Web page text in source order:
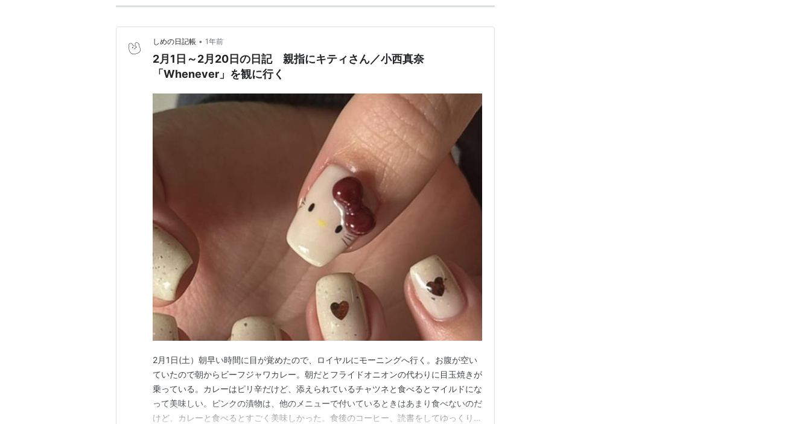
しめの日記帳 • 1年前
2月1日～2月20日の日記 親指にキティさん／小西真奈
「Whenever」を観に行く
2月1日(土）朝早い時間に目が覚めたので、ロイヤルにモーニングへ行く。お腹が空い
ていたので朝からビーフジャワカレー。朝だとフライドオニオンの代わりに目玉焼きが
乗っている。カレーはピリ辛だけど、添えられているチャツネと食べるとマイルドにな
って美味しい。ピンクの漬物は、他のメニューで付いているときはあまり食べないのだ
けど、カレーと食べるとすごく美味しかった。食後のコーヒー、読書をしてゆっくり過